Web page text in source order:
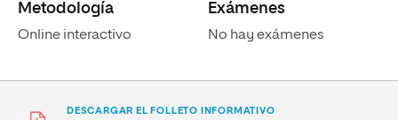
Metodología
Online interactivo
Exámenes
No hay exámenes
DESCARGAR EL FOLLETO INFORMATIVO